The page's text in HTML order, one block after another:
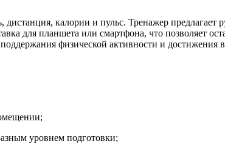
калории и пульс. Тренажер предлагает
для планшета или смартфона, что позволяет
физической активности и достижения
уровнем подготовки;